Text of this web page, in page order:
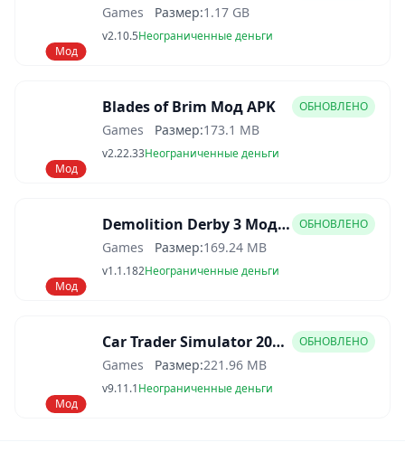
Мод
Games Размер:1.17 GB
v2.10.5Неограниченные деньги
Мод
Blades of Brim Мод APK ОБНОВЛЕНО
Games Размер:173.1 MB
v2.22.33Неограниченные деньги
Мод
Demolition Derby 3 Мод APK ОБНОВЛЕНО
Games Размер:169.24 MB
v1.1.182Неограниченные деньги
Мод
Car Trader Simulator 2025 Мод APK ОБНОВЛЕНО
Games Размер:221.96 MB
v9.11.1Неограниченные деньги